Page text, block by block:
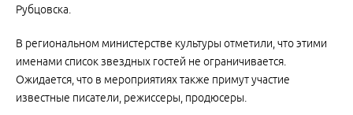
Рубцовска.
В региональном министерстве культуры отметили, что этими
именами список звездных гостей не ограничивается.
Ожидается, что в мероприятиях также примут участие
известные писатели, режиссеры, продюсеры.